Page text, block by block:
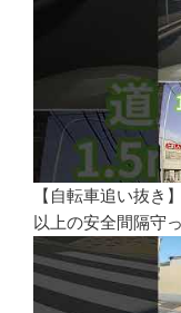
【自転車追い抜き
以上の安全間隔守